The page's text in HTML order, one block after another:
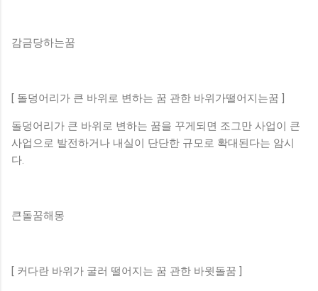
감금당하는꿈
[ 돌덩어리가 큰 바위로 변하는 꿈 관한 바위가떨어지는꿈 ]
돌덩어리가 큰 바위로 변하는 꿈을 꾸게되면 조그만 사업이 큰
사업으로 발전하거나 내실이 단단한 규모로 확대된다는 암시
다.
큰돌꿈해몽
[ 커다란 바위가 굴러 떨어지는 꿈 관한 바윗돌꿈 ]